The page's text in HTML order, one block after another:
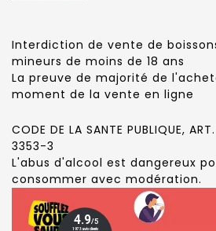
Interdiction de vente de
mineurs de moins de 18 ans
La preuve de majorité de
moment de la vente en ligne
CODE DE LA SANTE PUBLIQUE,
3353-3
L'abus d'alcool est dangereux
consommer avec modération.